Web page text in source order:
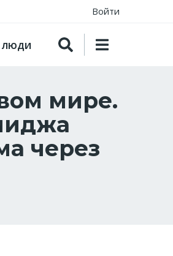
Войти
ЛЮДИ
мире.
через